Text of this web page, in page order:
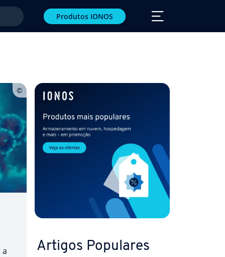
Produtos IONOS
Artigos Populares